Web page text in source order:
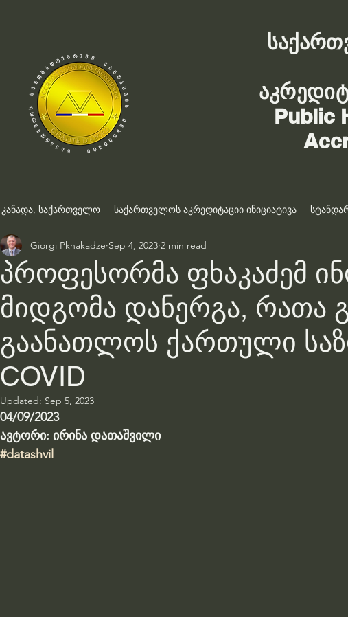
Public
კანადა, საქართველო საქართველოს აკრედიტაციი ინიციატივა
პროფესორმა ფხაკაძემ
მიდგომა დანერგა, რათა
გაანათლოს ქართული
COVID
Giorgi Pkhakadze Sep 4, 2023 2 min read
Updated: Sep 5, 2023
04/09/2023
ავტორი: ირინა დათაშვილი
#datashvil